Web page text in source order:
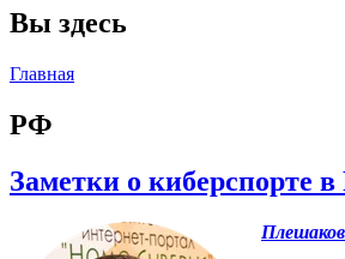
Вы здесь
Главная
РФ
Заметки о киберспорте